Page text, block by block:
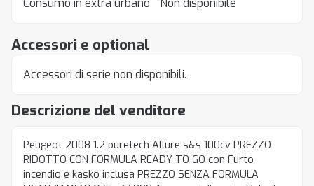
Descrizione del venditore
Peugeot 2008 1.2 puretech Allure s&s 100cv PREZZO
RIDOTTO CON FORMULA READY TO GO con Furto
incendio e kasko inclusa PREZZO SENZA FORMULA
Accessori e optional
Accessori di serie non disponibili.
Consumo in extra urbano
Non disponibile